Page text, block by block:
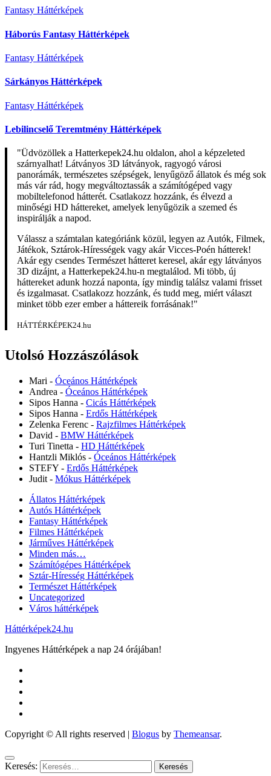
Fantasy Háttérképek
Háborús Fantasy Háttérképek
Fantasy Háttérképek
Sárkányos Háttérképek
Fantasy Háttérképek
Lebilincselő Teremtmény Háttérképek
"Üdvözöllek a Hatterkepek24.hu oldalon, ahol a képzeleted
szárnyalhat! Látványos 3D látványok, ragyogó városi
panorámák, természetes szépségek, lenyűgöző állatok és még sok
más vár rád, hogy megváltoztassák a számítógéped vagy
mobiltelefonod hátterét. Csatlakozz hozzánk, és élvezd a
minőségi HD háttereket, amelyek lenyűgözik a szemed és
inspirálják a napod.
Válassz a számtalan kategóriánk közül, legyen az Autók, Filmek,
Játékok, Sztárok-Hírességek vagy akár Vicces-Poén hátterek!
Akár egy csendes Természet hátteret keresel, akár egy látványos
3D dizájnt, a Hatterkepek24.hu-n megtalálod. Mi több, új
háttereket adunk hozzá naponta, így mindig találsz valami frisset
és izgalmasat. Csatlakozz hozzánk, és tudd meg, miért választ
minket több ezer ember a háttereik forrásának!"
HÁTTÉRKÉPEK24.hu
Utolsó Hozzászólások
Mari - Óceános Háttérképek
Andrea - Óceános Háttérképek
Sipos Hanna - Cicás Háttérképek
Sipos Hanna - Erdős Háttérképek
Zelenka Ferenc - Rajzfilmes Háttérképek
David - BMW Háttérképek
Turi Tinetta - HD Háttérképek
Hantzli Miklós - Óceános Háttérképek
STEFY - Erdős Háttérképek
Judit - Mókus Háttérképek
Állatos Háttérképek
Autós Háttérképek
Fantasy Háttérképek
Filmes Háttérképek
Járműves Háttérképek
Minden más…
Számítógépes Háttérképek
Sztár-Híresség Háttérképek
Természet Háttérképek
Uncategorized
Város háttérképek
Háttérképek24.hu
Ingyenes Háttérképek a nap 24 órájában!
Copyright © All rights reserved | Blogus by Themeansar.
Keresés: